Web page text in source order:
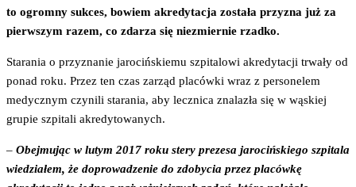
to ogromny sukces, bowiem akredytacja została przyzna już za
pierwszym razem, co zdarza się niezmiernie rzadko.
Starania o przyznanie jarocińskiemu szpitalowi akredytacji trwały od
ponad roku. Przez ten czas zarząd placówki wraz z personelem
medycznym czynili starania, aby lecznica znalazła się w wąskiej
grupie szpitali akredytowanych.
– Obejmując w lutym 2017 roku stery prezesa jarocińskiego szpitala
wiedziałem, że doprowadzenie do zdobycia przez placówkę